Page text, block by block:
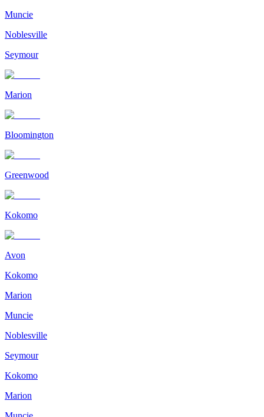
Muncie
Noblesville
Seymour
Marion
Bloomington
Greenwood
Kokomo
Avon
Kokomo
Marion
Muncie
Noblesville
Seymour
Kokomo
Marion